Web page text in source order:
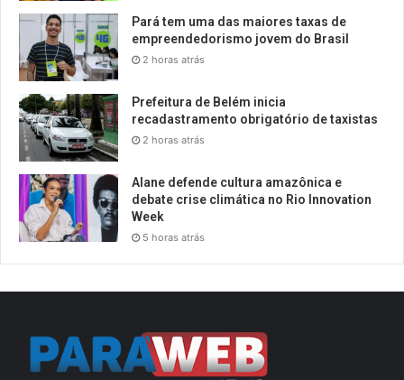
Pará tem uma das maiores taxas de
empreendedorismo jovem do Brasil
2 horas atrás
Prefeitura de Belém inicia
recadastramento obrigatório de taxistas
2 horas atrás
Alane defende cultura amazônica e
debate crise climática no Rio Innovation
Week
5 horas atrás